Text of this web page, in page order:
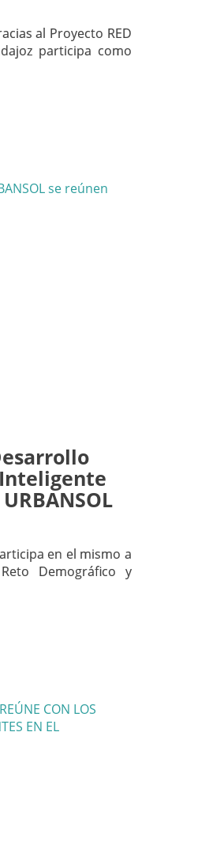
al Proyecto RED
participa como
en el mismo a
Demográfico y